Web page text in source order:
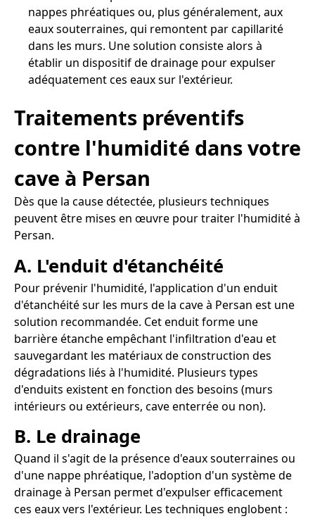
nappes phréatiques ou, plus généralement, aux
eaux souterraines, qui remontent par capillarité
dans les murs. Une solution consiste alors à
établir un dispositif de drainage pour expulser
adéquatement ces eaux sur l'extérieur.
Traitements préventifs
contre l'humidité dans votre
cave à Persan
Dès que la cause détectée, plusieurs techniques
peuvent être mises en œuvre pour traiter l'humidité à
Persan.
A. L'enduit d'étanchéité
Pour prévenir l'humidité, l'application d'un enduit
d'étanchéité sur les murs de la cave à Persan est une
solution recommandée. Cet enduit forme une
barrière étanche empêchant l'infiltration d'eau et
sauvegardant les matériaux de construction des
dégradations liés à l'humidité. Plusieurs types
d'enduits existent en fonction des besoins (murs
intérieurs ou extérieurs, cave enterrée ou non).
B. Le drainage
Quand il s'agit de la présence d'eaux souterraines ou
d'une nappe phréatique, l'adoption d'un système de
drainage à Persan permet d'expulser efficacement
ces eaux vers l'extérieur. Les techniques englobent :